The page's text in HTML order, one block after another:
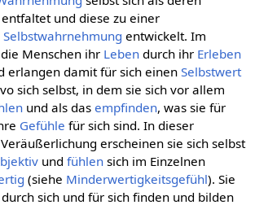
entfaltet und diese zu einer
Selbstwahrnehmung entwickelt. Im
Menschen ihr Lebendurch ihr Erleben
erlangen damit für sich einen Selbstwert
sich selbst, in dem sie sich vor allem
und als das empfinden, was sie für
Gefühle für sich sind. In dieser
erscheinen sie sich selbst
und fühlensich im Einzelnen
(siehe Minderwertigkeitsgefühl). Sie
sich und für sich finden und bilden